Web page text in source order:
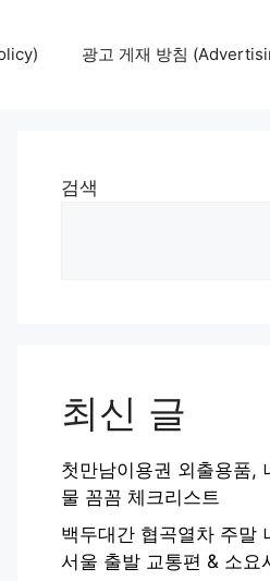
광고 게재 방침
검색
최신 글
첫만남이용권 외출용품,
물 꼼꼼 체크리스트
백두대간 협곡열차 주말
서울 출발 교통편 & 소요